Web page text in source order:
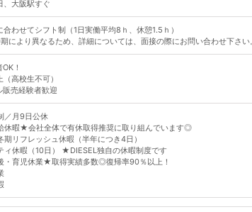
大阪駅すぐ
合わせてシフト制（1日実働平均8ｈ、休憩1.5ｈ）
により異なるため、詳細については、面接の際にお問い合わせ下さい。
！
高校生不可）
売経験者歓迎
／月9日公休
休暇★会社全体で有休取得推奨に取り組んでいます◎
リフレッシュ休暇（半年につき4日）
休暇（10日） ★DIESEL独自の休暇制度です
・育児休業★取得実績多数◎復帰率90％以上！